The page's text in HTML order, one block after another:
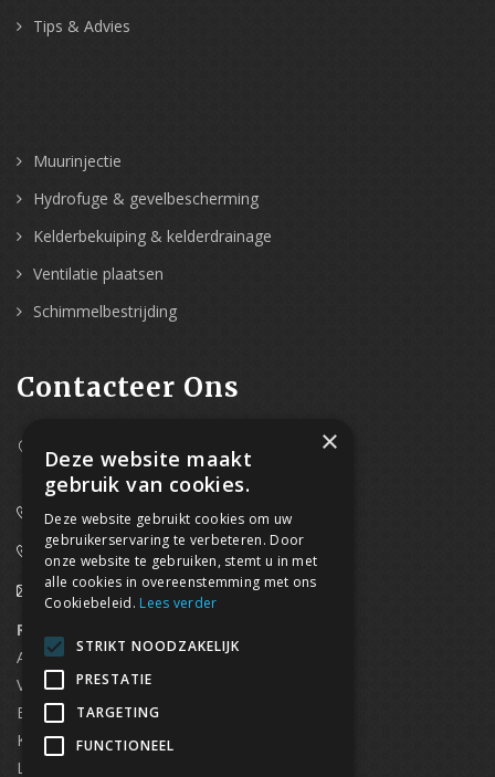
Tips & Advies
Muurinjectie
Hydrofuge & gevelbescherming
Kelderbekuiping & kelderdrainage
Ventilatie plaatsen
Schimmelbestrijding
Contacteer Ons
Westpoort 37B,
2070 Zwijndrecht
0800/61 667 (24/7 bereikbaar)
03/369.60.29
info@waterdicht-vochtbestrijding.be
Regionaal contact
Antwerpen
03/369.60.29
Vlaams Brabant & Brussel
Brugge
Kortrijk
Limburg
×
Deze website maakt
gebruik van cookies.
Deze website gebruikt cookies om uw
gebruikerservaring te verbeteren. Door
onze website te gebruiken, stemt u in met
alle cookies in overeenstemming met ons
Cookiebeleid. Lees verder
STRIKT NOODZAKELIJK
PRESTATIE
TARGETING
FUNCTIONEEL